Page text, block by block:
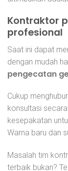
Kontraktor
profesional
Saat ini dapat
dengan mudah
pengecatan
Cukup
konsultasi
kesepakatan
Warna baru dan
Masalah tim
terbaik bukan?